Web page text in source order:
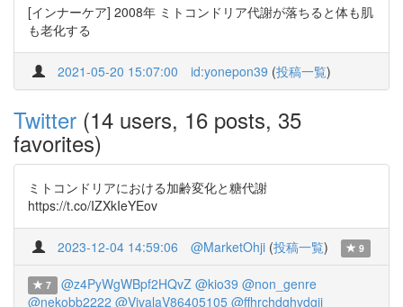
[インナーケア] 2008年 ミトコンドリア代謝が落ちると体も肌
も老化する
2021-05-20 15:07:00 id:yonepon39 (投稿一覧)
Twitter (14 users, 16 posts, 35
favorites)
ミトコンドリアにおける加齢変化と糖代謝
https://t.co/IZXkIeYEov
2023-12-04 14:59:06 @MarketOhji (投稿一覧) 9
7 @z4PyWgWBpf2HQvZ @kio39 @non_genre
@nekobb2222 @VivalaV86405105 @ffhrchdghvdgjj